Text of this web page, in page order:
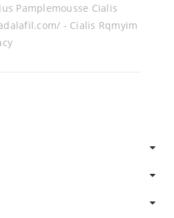
Pamplemousse Cialis
- Cialis Rqmyim